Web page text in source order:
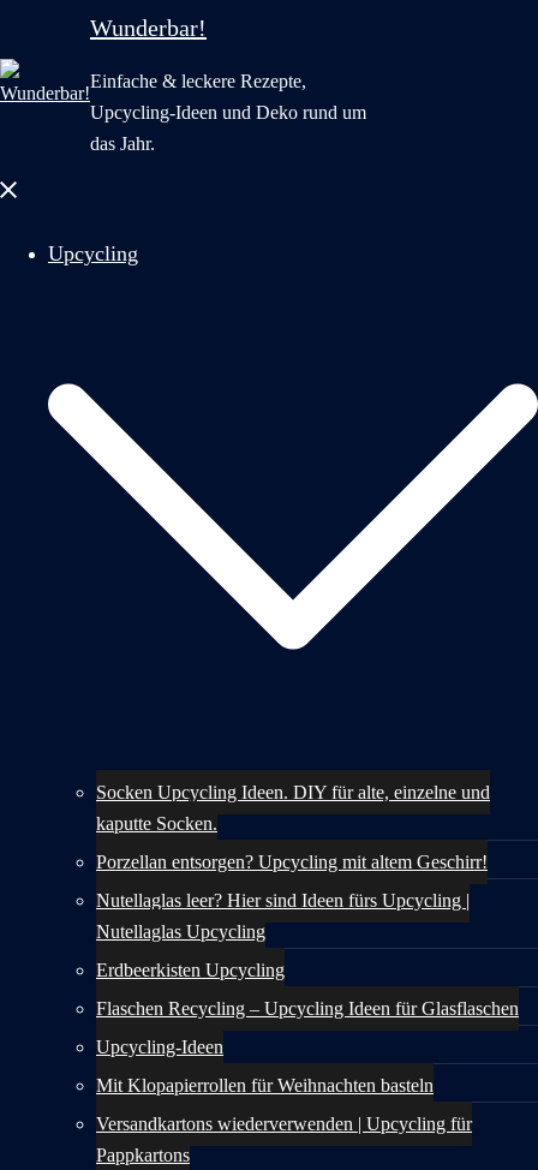
Wunderbar!
Einfache & leckere Rezepte,
Upcycling-Ideen und Deko rund um
das Jahr.
Menü
Upcycling
Socken Upcycling Ideen. DIY für alte, einzelne und
kaputte Socken.
Porzellan entsorgen? Upcycling mit altem Geschirr!
Nutellaglas leer? Hier sind Ideen fürs Upcycling |
Nutellaglas Upcycling
Erdbeerkisten Upcycling
Flaschen Recycling – Upcycling Ideen für Glasflaschen
Upcycling-Ideen
Mit Klopapierrollen für Weihnachten basteln
Versandkartons wiederverwenden | Upcycling für
Pappkartons